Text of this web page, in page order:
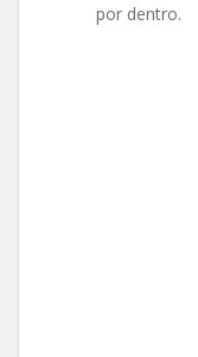
por dentro.